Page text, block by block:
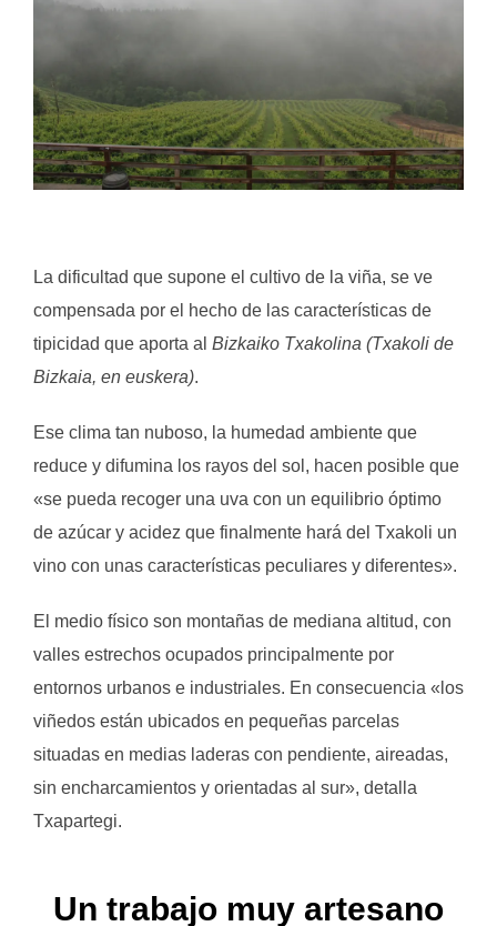
La dificultad que supone el cultivo de la viña, se ve
compensada por el hecho de las características de
tipicidad que aporta al Bizkaiko Txakolina (Txakoli de
Bizkaia, en euskera).
Ese clima tan nuboso, la humedad ambiente que
reduce y difumina los rayos del sol, hacen posible que
«se pueda recoger una uva con un equilibrio óptimo
de azúcar y acidez que finalmente hará del Txakoli un
vino con unas características peculiares y diferentes».
El medio físico son montañas de mediana altitud, con
valles estrechos ocupados principalmente por
entornos urbanos e industriales. En consecuencia «los
viñedos están ubicados en pequeñas parcelas
situadas en medias laderas con pendiente, aireadas,
sin encharcamientos y orientadas al sur», detalla
Txapartegi.
Un trabajo muy artesano